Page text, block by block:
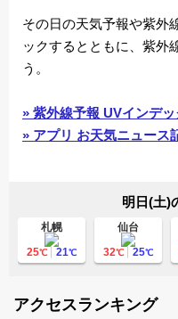
その日の天気予報や紫外
ックするとともに、紫外
う。
» 紫外線予報 UVインデッ
» アプリ お天気ニュース
明日(土)
札幌
25℃ 21℃
仙台
32℃ 25℃
アクセスランキング